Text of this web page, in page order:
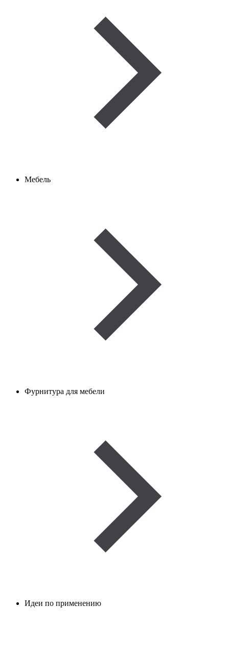
Мебель
Фурнитура для мебели
Идеи по применению